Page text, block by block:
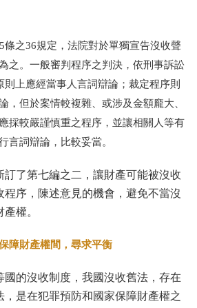
條之36規定，法院對於單獨宣告沒收聲
之。一般審判程序之判決，依刑事訴訟
則上應經當事人言詞辯論；裁定程序則
，但於案情較複雜、或涉及金額龐大、
採較嚴謹慎重之程序，並讓相關人等有
言詞辯論，比較妥當。
訂了第七編之二，讓財產可能被沒收
程序，陳述意見的機會，避免不當沒
權。
障財產權間，尋求平衡
國的沒收制度，我國沒收舊法，存在
，是在犯罪預防和國家保障財產權之